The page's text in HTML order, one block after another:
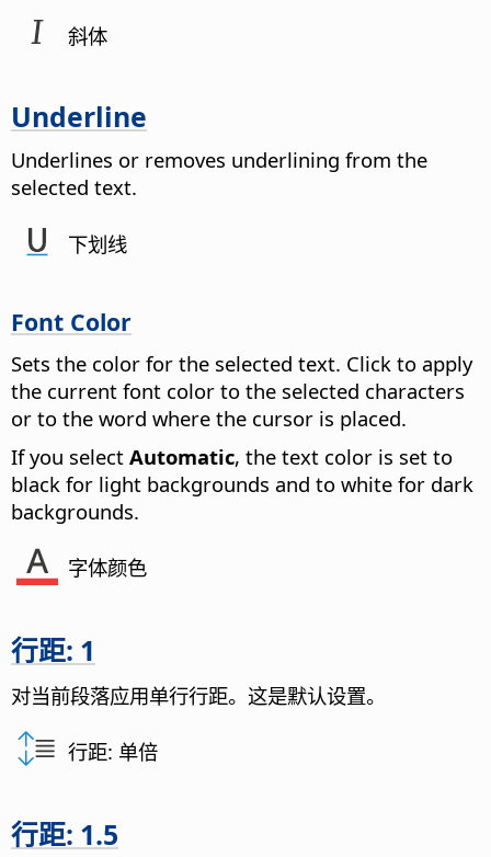
斜体
Underline
Underlines or removes underlining from the
selected text.
下划线
Font Color
Sets the color for the selected text. Click to apply
the current font color to the selected characters
or to the word where the cursor is placed.
If you select Automatic, the text color is set to
black for light backgrounds and to white for dark
backgrounds.
字体颜色
行距: 1
对当前段落应用单行行距。这是默认设置。
行距: 单倍
行距: 1.5